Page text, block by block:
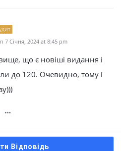
7 Січня, 2024 at 8:45 pm
що є новіші видання і
до 120. Очевидно, тому і
Відповідь